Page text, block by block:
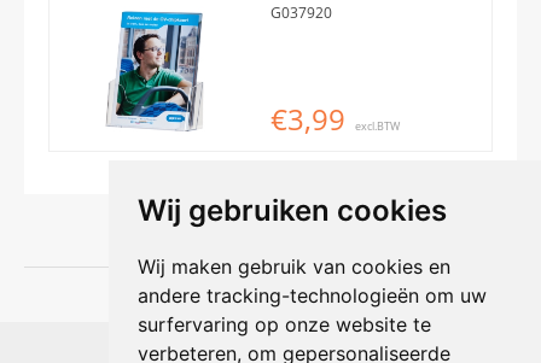
Wij gebruiken cookies
Wij maken gebruik van cookies en
andere tracking-technologieën om uw
surfervaring op onze website te
verbeteren, om gepersonaliseerde
G037920
€3,99 excl.BTW
Shophouse online